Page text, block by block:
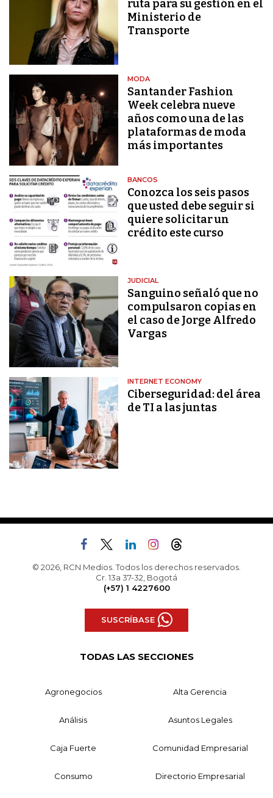
ruta para su gestión en el
Ministerio de
Transporte
MODA
Santander Fashion
Week celebra nueve
años como una de las
plataformas de moda
más importantes
BANCOS
Conozca los seis pasos
que usted debe seguir si
quiere solicitar un
crédito este curso
JUDICIAL
Sanguino señaló que no
compulsaron copias en
el caso de Jorge Alfredo
Vargas
INTERNET ECONOMY
Ciberseguridad: del área
de TI a las juntas
© 2026, RCN Medios. Todos los derechos reservados.
Cr. 13a 37-32, Bogotá
(+57) 1 4227600
SUSCRÍBASE
TODAS LAS SECCIONES
Agronegocios Alta Gerencia
Análisis Asuntos Legales
Caja Fuerte Comunidad Empresarial
Consumo Directorio Empresarial